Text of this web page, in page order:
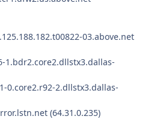
03.above.net
1.bdr2.core2.dllstx3.dallas-
0.core2.r92-2.dllstx3.dallas-
(64.31.0.235)